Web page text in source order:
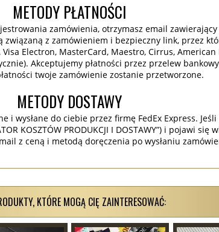
METODY PŁATNOŚCI
zamówienia, otrzymasz email
z zamówieniem i bezpieczny link, przez
Electron, MasterCard, Maestro, Cirrus,
Akceptujemy płatności przez przelew
twoje zamówienie zostanie przetworzone.
METODY DOSTAWY
i wysłane do ciebie przez firmę FedEx Express.
KOSZTÓW PRODUKCJI I DOSTAWY”) i pojawi się
z ceną i metodą doręczenia po wysłaniu
KTÓRE MOGĄ CIĘ ZAINTERESOWAĆ: